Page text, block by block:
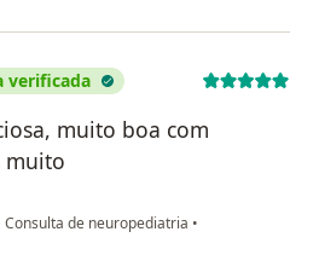
verificada
muito boa com
muito
Consulta de neuropediatria •